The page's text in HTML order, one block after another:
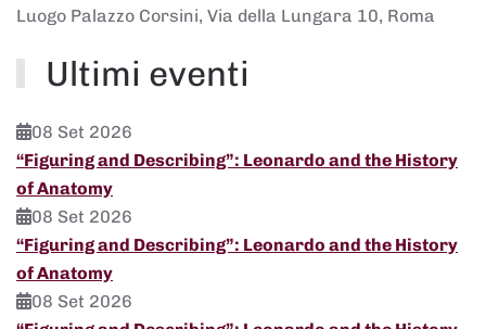
Luogo Palazzo Corsini, Via della Lungara 10, Roma
Ultimi eventi
08 Set 2026
“Figuring and Describing”: Leonardo and the History
of Anatomy
08 Set 2026
“Figuring and Describing”: Leonardo and the History
of Anatomy
08 Set 2026